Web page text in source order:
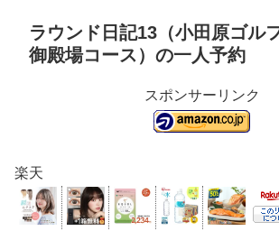
ラウンド日記13（小田原ゴル
御殿場コース）の一人予約
スポンサーリンク
楽天